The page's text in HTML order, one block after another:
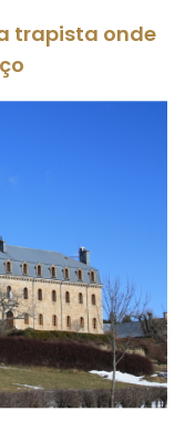
trapista onde